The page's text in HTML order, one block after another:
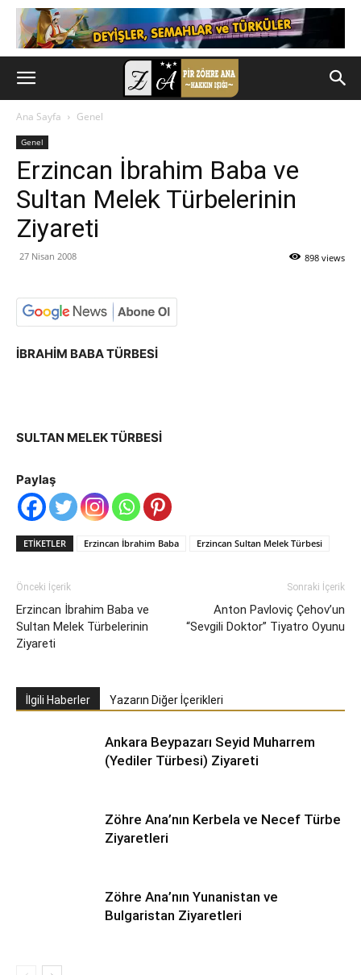
Ana Sayfa Genel
Genel
Erzincan İbrahim Baba ve
Sultan Melek Türbelerinin
Ziyareti
27 Nisan 2008 898 views
İBRAHİM BABA TÜRBESİ
SULTAN MELEK TÜRBESİ
Paylaş
ETIKETLER Erzincan İbrahim Baba Erzincan Sultan Melek Türbesi
Önceki İçerik
Erzincan İbrahim Baba ve
Sultan Melek Türbelerinin
Ziyareti
Sonraki İçerik
Anton Pavloviç Çehov’un
“Sevgili Doktor” Tiyatro Oyunu
İlgili Haberler Yazarın Diğer İçerikleri
Ankara Beypazarı Seyid Muharrem
(Yediler Türbesi) Ziyareti
Zöhre Ana’nın Kerbela ve Necef Türbe
Ziyaretleri
Zöhre Ana’nın Yunanistan ve
Bulgaristan Ziyaretleri